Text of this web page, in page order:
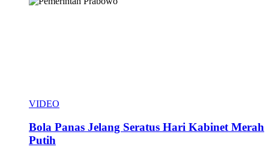
VIDEO
Bola Panas Jelang Seratus Hari Kabinet Merah
Putih